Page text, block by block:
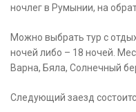
ночлег в Румынии, на
Можно выбрать тур с
ночей либо – 18 ночей.
Варна, Бяла, Солнечный
Следующий заезд